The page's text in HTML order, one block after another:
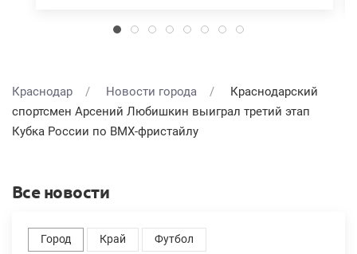
Краснодар Новости города
Краснодарский
спортсмен Арсений Любишкин выиграл третий этап
Кубка России по BMX-фристайлу
Все новости
Город Край Футбол